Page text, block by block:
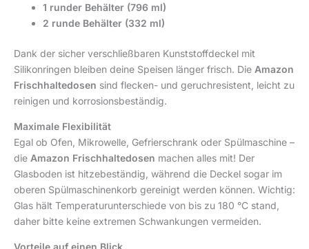
1 runder Behälter (796 ml)
2 runde Behälter (332 ml)
Dank der sicher verschließbaren Kunststoffdeckel mit
Silikonringen bleiben deine Speisen länger frisch. Die Amazon
Frischhaltedosen sind flecken- und geruchresistent, leicht zu
reinigen und korrosionsbeständig.
Maximale Flexibilität
Egal ob Ofen, Mikrowelle, Gefrierschrank oder Spülmaschine –
die Amazon Frischhaltedosen machen alles mit! Der
Glasboden ist hitzebeständig, während die Deckel sogar im
oberen Spülmaschinenkorb gereinigt werden können. Wichtig:
Glas hält Temperaturunterschiede von bis zu 180 °C stand,
daher bitte keine extremen Schwankungen vermeiden.
Vorteile auf einen Blick